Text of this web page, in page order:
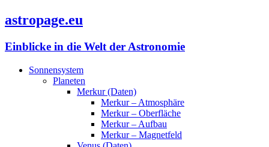
astropage.eu
Einblicke in die Welt der Astronomie
Sonnensystem
Planeten
Merkur (Daten)
Merkur – Atmosphäre
Merkur – Oberfläche
Merkur – Aufbau
Merkur – Magnetfeld